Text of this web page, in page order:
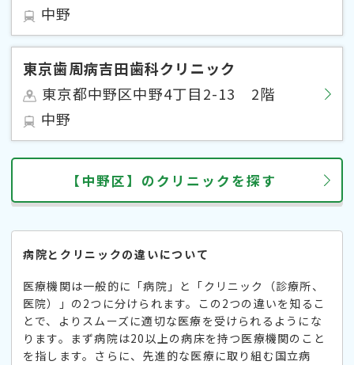
中野
東京歯周病吉田歯科クリニック
東京都中野区中野4丁目2-13 2階
中野
【中野区】のクリニックを探す
病院とクリニックの違いについて
医療機関は一般的に「病院」と「クリニック（診療所、
医院）」の2つに分けられます。この2つの違いを知るこ
とで、よりスムーズに適切な医療を受けられるようにな
ります。まず病院は20以上の病床を持つ医療機関のこと
を指します。さらに、先進的な医療に取り組む国立病